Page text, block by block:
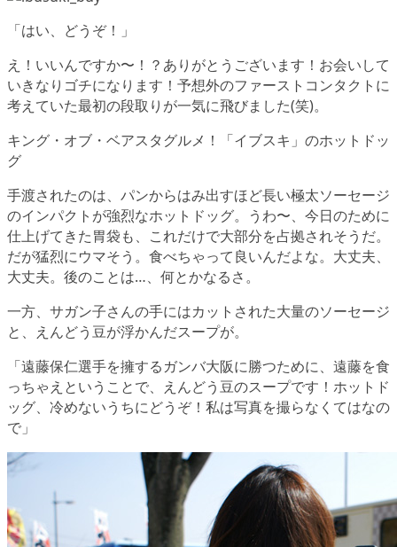
「はい、どうぞ！」
え！いいんですか〜！？ありがとうございます！お会いして
いきなりゴチになります！予想外のファーストコンタクトに
考えていた最初の段取りが一気に飛びました(笑)。
キング・オブ・ベアスタグルメ！「イブスキ」のホットドッ
グ
手渡されたのは、パンからはみ出すほど長い極太ソーセージ
のインパクトが強烈なホットドッグ。うわ〜、今日のために
仕上げてきた胃袋も、これだけで大部分を占拠されそうだ。
だが猛烈にウマそう。食べちゃって良いんだよな。大丈夫、
大丈夫。後のことは…、何とかなるさ。
一方、サガン子さんの手にはカットされた大量のソーセージ
と、えんどう豆が浮かんだスープが。
「遠藤保仁選手を擁するガンバ大阪に勝つために、遠藤を食
っちゃえということで、えんどう豆のスープです！ホットド
ッグ、冷めないうちにどうぞ！私は写真を撮らなくてはなの
で」